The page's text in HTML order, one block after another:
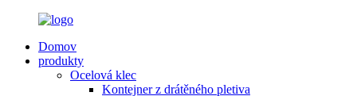
Domov
produkty
Ocelová klec
Kontejner z drátěného pletiva